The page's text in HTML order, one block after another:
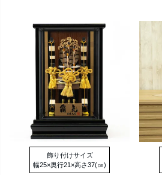
飾り付けサイズ
幅25×奥行21×高さ37(㎝)